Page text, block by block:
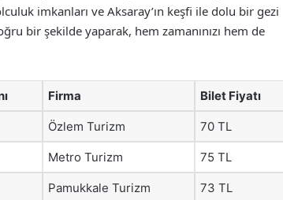
imkanları ve Aksaray’ın keşfi ile dolu bir gezi
bir şekilde yaparak, hem zamanınızı hem de
Firma Bilet Fiyatı
Özlem Turizm 70 TL
Metro Turizm 75 TL
Pamukkale Turizm 73 TL